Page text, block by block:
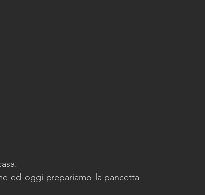
ed oggi prepariamo la pancetta